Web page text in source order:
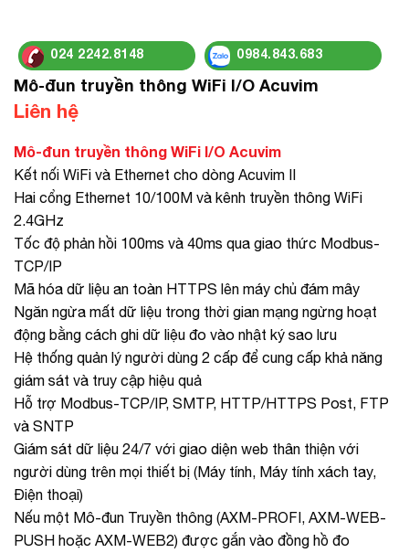
024 2242.8148 0984.843.683
Mô-đun truyền thông WiFi I/O Acuvim
Liên hệ
Mô-đun truyền thông WiFi I/O Acuvim
Kết nối WiFi và Ethernet cho dòng Acuvim II
Hai cổng Ethernet 10/100M và kênh truyền thông WiFi
2.4GHz
Tốc độ phản hồi 100ms và 40ms qua giao thức Modbus-
TCP/IP
Mã hóa dữ liệu an toàn HTTPS lên máy chủ đám mây
Ngăn ngừa mất dữ liệu trong thời gian mạng ngừng hoạt
động bằng cách ghi dữ liệu đo vào nhật ký sao lưu
Hệ thống quản lý người dùng 2 cấp để cung cấp khả năng
giám sát và truy cập hiệu quả
Hỗ trợ Modbus-TCP/IP, SMTP, HTTP/HTTPS Post, FTP
và SNTP
Giám sát dữ liệu 24/7 với giao diện web thân thiện với
người dùng trên mọi thiết bị (Máy tính, Máy tính xách tay,
Điện thoại)
Nếu một Mô-đun Truyền thông (AXM-PROFI, AXM-WEB-
PUSH hoặc AXM-WEB2) được gắn vào đồng hồ đo